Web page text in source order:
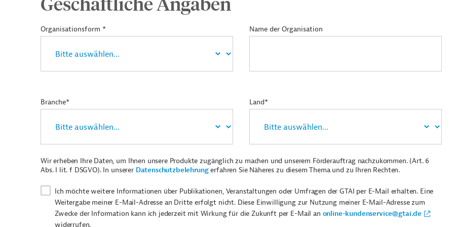
Organisationsform * Name der Organisation
Branche* Land*
Wir erheben Ihre Daten, um Ihnen unsere Produkte zugänglich zu machen und unserem Förderauftrag nachzukommen. (Art. 6
Abs. I lit. f DSGVO). In unserer Datenschutzbelehrungerfahren Sie Näheres zu diesem Thema und zu Ihren Rechten.
Ich möchte weitere Informationen über Publikationen, Veranstaltungen oder Umfragen der GTAI per E-Mail erhalten. Eine
Weitergabe meiner E-Mail-Adresse an Dritte erfolgt nicht. Diese Einwilligung zur Nutzung meiner E-Mail-Adresse zum
Zwecke der Information kann ich jederzeit mit Wirkung für die Zukunft per E-Mail an online-kundenservice@gtai.de
widerrufen.